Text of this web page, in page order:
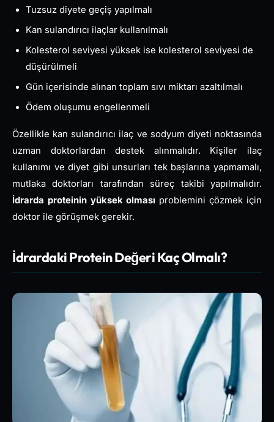
Tuzsuz diyete geçiş yapılmalı
Kan sulandırıcı ilaçlar kullanılmalı
Kolesterol seviyesi yüksek ise kolesterol seviyesi de
düşürülmeli
Gün içerisinde alınan toplam sıvı miktarı azaltılmalı
Ödem oluşumu engellenmeli
Özellikle kan sulandırıcı ilaç ve sodyum diyeti noktasında
uzman doktorlardan destek alınmalıdır. Kişiler ilaç
kullanımı ve diyet gibi unsurları tek başlarına yapmamalı,
mutlaka doktorları tarafından süreç takibi yapılmalıdır.
İdrarda proteinin yüksek olması problemini çözmek için
doktor ile görüşmek gerekir.
İdrardaki Protein Değeri Kaç Olmalı?